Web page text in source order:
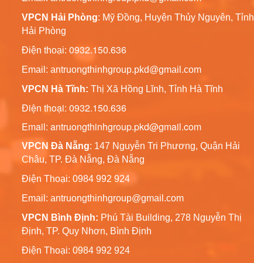
Liên hệ
Cột Trang Trí Đèn Led
Chiếu Sáng Sân Vườn
Trụ Đèn Tín Hiệu Chớp
Vàng Năng Lượng Mặt
Liên hệ
Cột Đèn Chiếu Sáng Cao
Áp 6m, 7m, 8m, 9m,
10m, 11m, 12m
Liên hệ
Cột Đèn Chiếu Sáng Sân
Vườn Pine
VPCN Hải Phòng: Mỹ Đồng, Huyện Thủy Nguyên, Tỉnh
Hải Phòng
Điện thoại: 0932.150.636
Email: antruongthinhgroup.pkd@gmail.com
VPCN Hà Tĩnh: Thị Xã Hồng Lĩnh, Tỉnh Hà Tĩnh
Điện thoại: 0932.150.636
Email: antruongthinhgroup.pkd@gmail.com
VPCN Đà Nẵng: 147 Nguyễn Tri Phương, Quận Hải
Châu, TP. Đà Nẵng, Đà Nẵng
Điện Thoại: 0984 992 924
Email: antruongthinhgroup@gmail.com
VPCN Bình Định: Phú Tài Building, 278 Nguyễn Thị
Định, TP. Quy Nhơn, Bình Định
Điện Thoại: 0984 992 924